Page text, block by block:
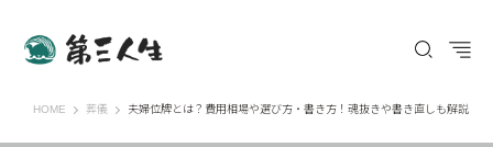
HOME 第三人生 〜寄り道の歩き方〜
葬儀 夫婦位牌とは？費用相場や選び方・書き方！魂抜きや書き直しも解説